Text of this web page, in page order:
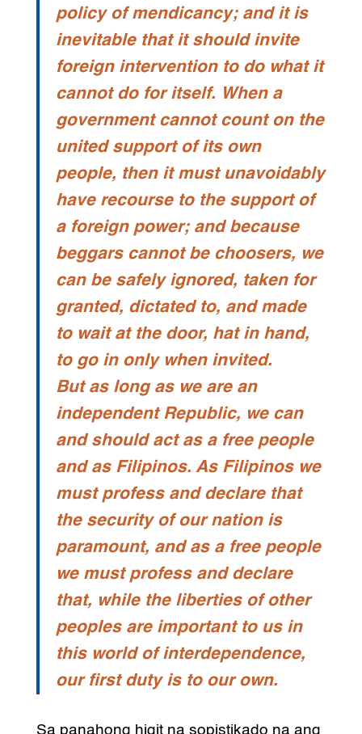
policy of mendicancy; and it is
inevitable that it should invite
foreign intervention to do what it
cannot do for itself. When a
government cannot count on the
united support of its own
people, then it must unavoidably
have recourse to the support of
a foreign power; and because
beggars cannot be choosers, we
can be safely ignored, taken for
granted, dictated to, and made
to wait at the door, hat in hand,
to go in only when invited.
But as long as we are an
independent Republic, we can
and should act as a free people
and as Filipinos. As Filipinos we
must profess and declare that
the security of our nation is
paramount, and as a free people
we must profess and declare
that, while the liberties of other
peoples are important to us in
this world of interdependence,
our first duty is to our own.
Sa panahong higit na sopistikado na ang